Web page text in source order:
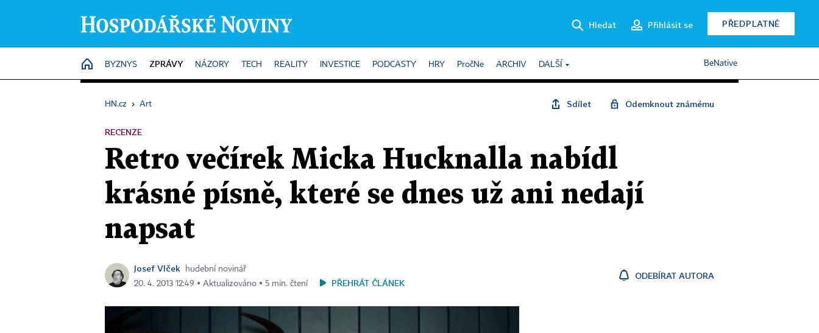
Hledat Přihlásit se PŘEDPLATNÉ
HOME
BYZNYS ZPRÁVY NÁZORY TECH REALITY INVESTICE PODCASTY HRY PročNe ARCHIV DALŠÍ BeNative
HN.cz › Art Sdílet Odemknout známému
RECENZE
Retro večírek Micka Hucknalla nabídl
krásné písně, které se dnes už ani nedají
napsat
Josef Vlček
hudební novinář
20. 4. 2013 12:49 ▪ Aktualizováno ▪ 5 min. čtení
PŘEHRÁT ČLÁNEK
ODEBÍRAT AUTORA